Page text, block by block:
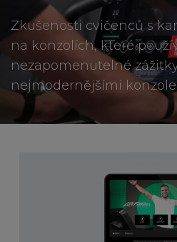
Zkušenosti cvičenců s
na konzolích, které
nezapomenutelné
nejmodernějšími